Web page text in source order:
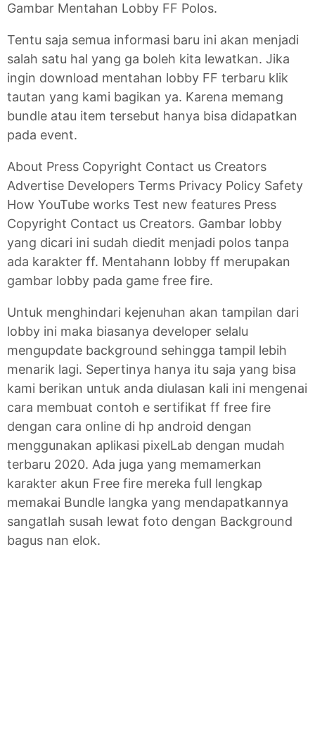
Gambar Mentahan Lobby FF Polos.
Tentu saja semua informasi baru ini akan menjadi
salah satu hal yang ga boleh kita lewatkan. Jika
ingin download mentahan lobby FF terbaru klik
tautan yang kami bagikan ya. Karena memang
bundle atau item tersebut hanya bisa didapatkan
pada event.
About Press Copyright Contact us Creators
Advertise Developers Terms Privacy Policy Safety
How YouTube works Test new features Press
Copyright Contact us Creators. Gambar lobby
yang dicari ini sudah diedit menjadi polos tanpa
ada karakter ff. Mentahann lobby ff merupakan
gambar lobby pada game free fire.
Untuk menghindari kejenuhan akan tampilan dari
lobby ini maka biasanya developer selalu
mengupdate background sehingga tampil lebih
menarik lagi. Sepertinya hanya itu saja yang bisa
kami berikan untuk anda diulasan kali ini mengenai
cara membuat contoh e sertifikat ff free fire
dengan cara online di hp android dengan
menggunakan aplikasi pixelLab dengan mudah
terbaru 2020. Ada juga yang memamerkan
karakter akun Free fire mereka full lengkap
memakai Bundle langka yang mendapatkannya
sangatlah susah lewat foto dengan Background
bagus nan elok.